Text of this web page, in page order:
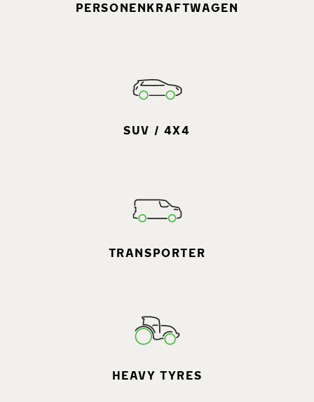
PERSONENKRAFTWAGEN
SUV / 4X4
TRANSPORTER
HEAVY TYRES